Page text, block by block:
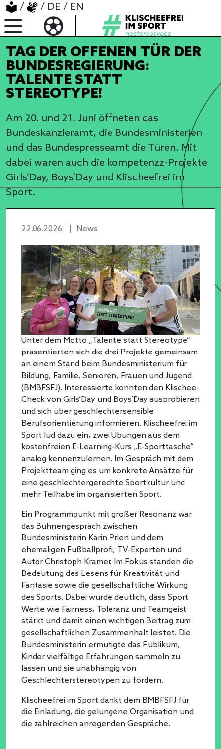
/ / DE / EN
TAG DER OFFENEN TÜR DER
BUNDESREGIERUNG:
TALENTE STATT
STEREOTYPE!
Am 20. und 21. Juni öffneten das
Bundeskanzleramt, die Bundesministerien
und das Bundespresseamt die Türen. Mit
dabei waren auch die kompetenzz-Projekte
Girls’Day, Boys’Day und Klischeefrei im
Sport.
22.06.2026 News
Unter dem Motto „Talente statt Stereotype“
präsentierten sich die drei Projekte gemeinsam
an einem Stand beim Bundesministerium für
Bildung, Familie, Senioren, Frauen und Jugend
(BMBFSFJ). Interessierte konnten den Klischee-
Check von Girls’Day und Boys’Day ausprobieren
und sich über geschlechtersensible
Berufsorientierung informieren. Klischeefrei im
Sport lud dazu ein, zwei Übungen aus dem
kostenfreien E-Learning-Kurs „E-Sporttasche“
analog kennenzulernen. Im Gespräch mit dem
Projektteam ging es um konkrete Ansätze für
eine geschlechtergerechte Sportkultur und
mehr Teilhabe im organisierten Sport.
Ein Programmpunkt mit großer Resonanz war
das Bühnengespräch zwischen
Bundesministerin Karin Prien und dem
ehemaligen Fußballprofi, TV-Experten und
Autor Christoph Kramer. Im Fokus standen die
Bedeutung des Lesens für Kreativität und
Fantasie sowie die gesellschaftliche Wirkung
des Sports. Dabei wurde deutlich, dass Sport
Werte wie Fairness, Toleranz und Teamgeist
stärkt und damit einen wichtigen Beitrag zum
gesellschaftlichen Zusammenhalt leistet. Die
Bundesministerin ermutigte das Publikum,
Kinder vielfältige Erfahrungen sammeln zu
lassen und sie unabhängig von
Geschlechterstereotypen zu fördern.
Klischeefrei im Sport dankt dem BMBFSFJ für
die Einladung, die gelungene Organisation und
die zahlreichen anregenden Gespräche.